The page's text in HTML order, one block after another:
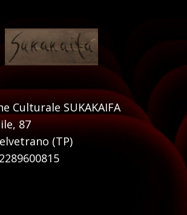
Culturale SUKAKAIFA
87
(TP)